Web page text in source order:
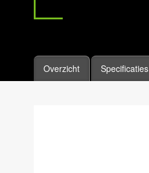
Overzicht Specificaties